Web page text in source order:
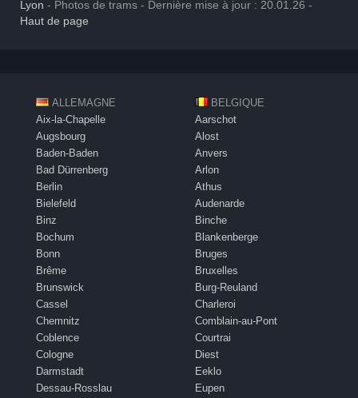
Lyon - Photos de trams - Dernière mise à jour : 20.01.26 -
Haut de page
ALLEMAGNE
Aix-la-Chapelle
Augsbourg
Baden-Baden
Bad Dürrenberg
Berlin
Bielefeld
Binz
Bochum
Bonn
Brême
Brunswick
Cassel
Chemnitz
Coblence
Cologne
Darmstadt
Dessau-Rosslau
BELGIQUE
Aarschot
Alost
Anvers
Arlon
Athus
Audenarde
Binche
Blankenberge
Bruges
Bruxelles
Burg-Reuland
Charleroi
Comblain-au-Pont
Courtrai
Diest
Eeklo
Eupen